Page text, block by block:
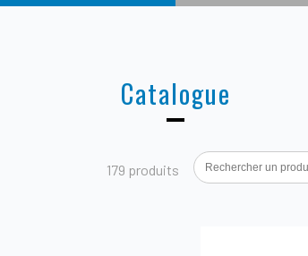
Catalogue
179 produits
Search
for: